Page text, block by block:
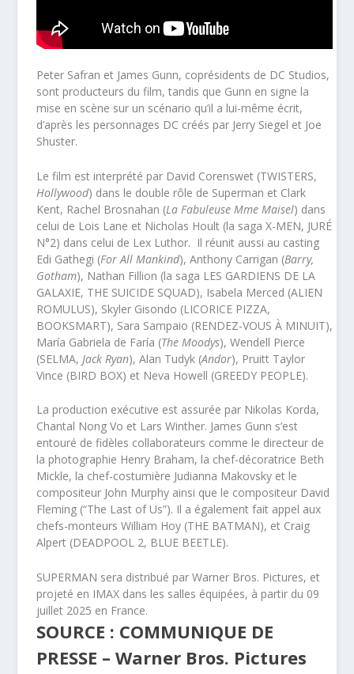
Peter Safran et James Gunn, coprésidents de DC Studios,
sont producteurs du film, tandis que Gunn en signe la
mise en scène sur un scénario qu’il a lui-même écrit,
d’après les personnages DC créés par Jerry Siegel et Joe
Shuster.
Le film est interprété par David Corenswet (TWISTERS,
Hollywood) dans le double rôle de Superman et Clark
Kent, Rachel Brosnahan (La Fabuleuse Mme Maisel) dans
celui de Lois Lane et Nicholas Hoult (la saga X-MEN, JURÉ
N°2) dans celui de Lex Luthor. Il réunit aussi au casting
Edi Gathegi (For All Mankind), Anthony Carrigan (Barry,
Gotham), Nathan Fillion (la saga LES GARDIENS DE LA
GALAXIE, THE SUICIDE SQUAD), Isabela Merced (ALIEN
ROMULUS), Skyler Gisondo (LICORICE PIZZA,
BOOKSMART), Sara Sampaio (RENDEZ-VOUS À MINUIT),
María Gabriela de Faría (The Moodys), Wendell Pierce
(SELMA, Jack Ryan), Alan Tudyk (Andor), Pruitt Taylor
Vince (BIRD BOX) et Neva Howell (GREEDY PEOPLE).
La production exécutive est assurée par Nikolas Korda,
Chantal Nong Vo et Lars Winther. James Gunn s’est
entouré de fidèles collaborateurs comme le directeur de
la photographie Henry Braham, la chef-décoratrice Beth
Mickle, la chef-costumière Judianna Makovsky et le
compositeur John Murphy ainsi que le compositeur David
Fleming (“The Last of Us”). Il a également fait appel aux
chefs-monteurs William Hoy (THE BATMAN), et Craig
Alpert (DEADPOOL 2, BLUE BEETLE).
SUPERMAN sera distribué par Warner Bros. Pictures, et
projeté en IMAX dans les salles équipées, à partir du 09
juillet 2025 en France.
SOURCE : COMMUNIQUE DE
PRESSE – Warner Bros. Pictures